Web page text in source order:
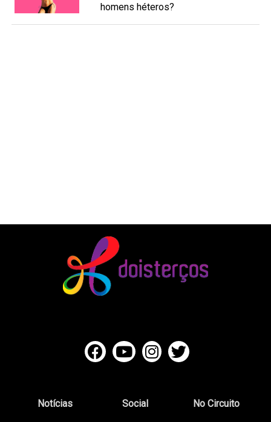
homens héteros?
Notícias Social No Circuito